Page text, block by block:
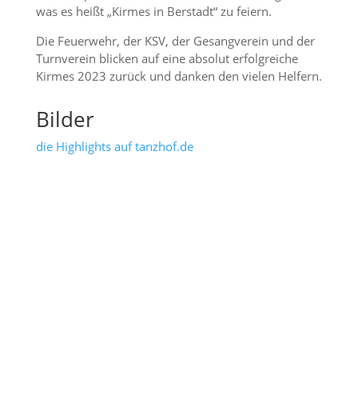
was es heißt „Kirmes in Berstadt“ zu feiern.
Die Feuerwehr, der KSV, der Gesangverein und der
Turnverein blicken auf eine absolut erfolgreiche
Kirmes 2023 zurück und danken den vielen Helfern.
Bilder
die Highlights auf tanzhof.de